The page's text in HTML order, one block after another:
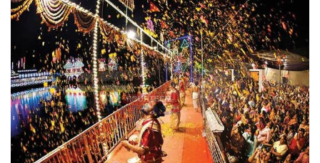
email